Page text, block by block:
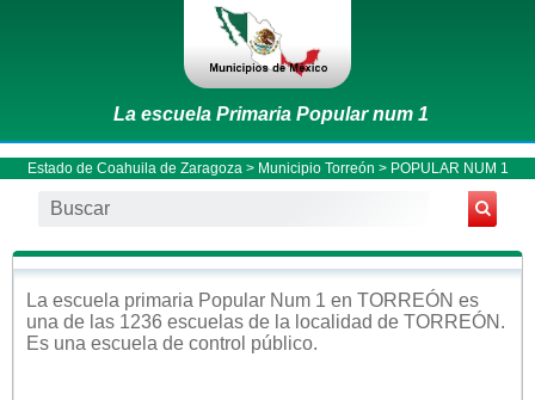
La escuela Primaria Popular num 1
Estado de Coahuila de Zaragoza > Municipio Torreón > POPULAR NUM 1
La escuela primaria Popular Num 1 en TORREÓN es
una de las 1236 escuelas de la localidad de TORREÓN .
Es una escuela de control público.